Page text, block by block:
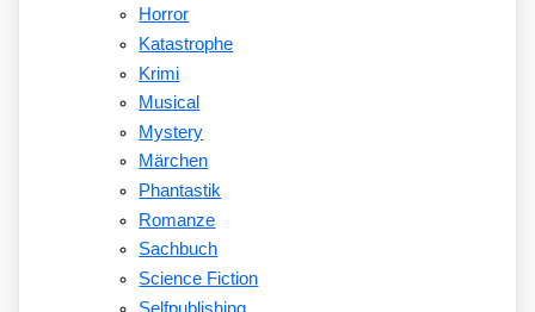
Horror
Katastrophe
Krimi
Musical
Mystery
Märchen
Phantastik
Romanze
Sachbuch
Science Fiction
Selfpublishing